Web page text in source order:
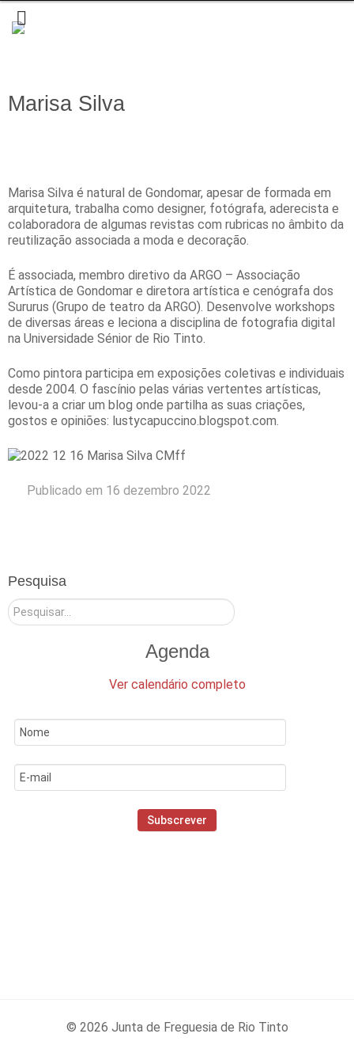
Pesquisa
Pesquisar
Agenda
Ver calendário completo
Marisa Silva
Marisa Silva é natural de Gondomar, apesar de formada em
arquitetura, trabalha como designer, fotógrafa, aderecista e
colaboradora de algumas revistas com rubricas no âmbito da
reutilização associada a moda e decoração.
É associada, membro diretivo da ARGO – Associação
Artística de Gondomar e diretora artística e cenógrafa dos
Sururus (Grupo de teatro da ARGO). Desenvolve workshops
de diversas áreas e leciona a disciplina de fotografia digital
na Universidade Sénior de Rio Tinto.
Como pintora participa em exposições coletivas e individuais
desde 2004. O fascínio pelas várias vertentes artísticas,
levou-a a criar um blog onde partilha as suas criações,
gostos e opiniões: lustycapuccino.blogspot.com.
Publicado em 16 dezembro 2022
© 2026 Junta de Freguesia de Rio Tinto